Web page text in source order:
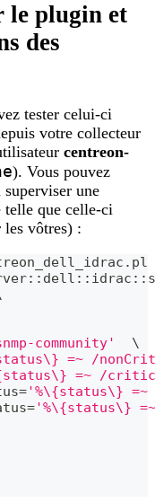
le plugin et
des
tester celui-ci
votre collecteur
centreon-
). Vous pouvez
une
telle que celle-ci
les vôtres) :
community'
\
=~ /
=~ /
='%\{status\}
='%\{status\}